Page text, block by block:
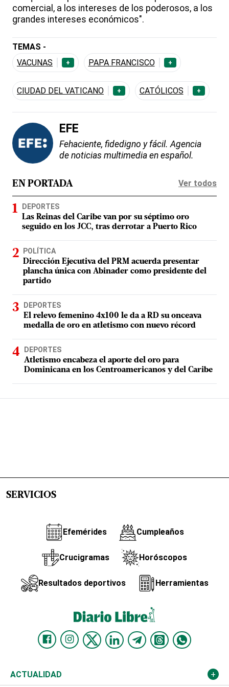
comercial, a los intereses de los poderosos, a los
grandes intereses económicos".
TEMAS -
VACUNAS
+ PAPA FRANCISCO +
CIUDAD DEL VATICANO + CATÓLICOS +
EFE
Fehaciente, fidedigno y fácil. Agencia
de noticias multimedia en español.
EN PORTADA Ver todos
DEPORTES
Las Reinas del Caribe van por su séptimo oro
seguido en los JCC, tras derrotar a Puerto Rico
POLÍTICA
Dirección Ejecutiva del PRM acuerda presentar
plancha única con Abinader como presidente del
partido
DEPORTES
El relevo femenino 4x100 le da a RD su onceava
medalla de oro en atletismo con nuevo récord
DEPORTES
Atletismo encabeza el aporte del oro para
Dominicana en los Centroamericanos y del Caribe
SERVICIOS
Efemérides Cumpleaños
Crucigramas Horóscopos
Resultados deportivos Herramientas
ACTUALIDAD